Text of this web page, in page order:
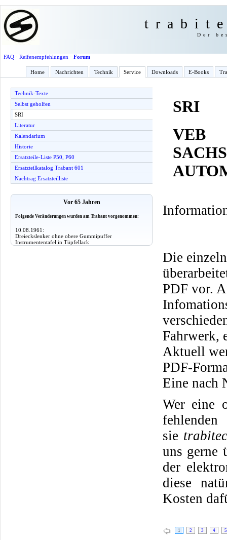
Der
FAQ· Reifenempfehlungen · Forum
Home Nachrichten Technik Service Downloads E-Books
Technik-Texte
Selbst geholfen
SRI
Literatur
Kalendarium
Historie
Ersatzteile-Liste P50, P60
Ersatzteilkatalog Trabant 601
Nachtrag Ersatzteilliste
Vor 65 Jahren
Folgende Veränderungen wurden am Trabant vorgenommen:
10.08.1961:
Dreieckslenker ohne obere Gummipuffer
Instrumententafel in Tüpfellack
SRI
VEB
Die
PDF vor.
Fahrwerk,
Aktuell
PDF-
Eine nach
Wer eine
fehlenden
sie
uns gerne
der
diese
Kosten
1 2 3 4 5